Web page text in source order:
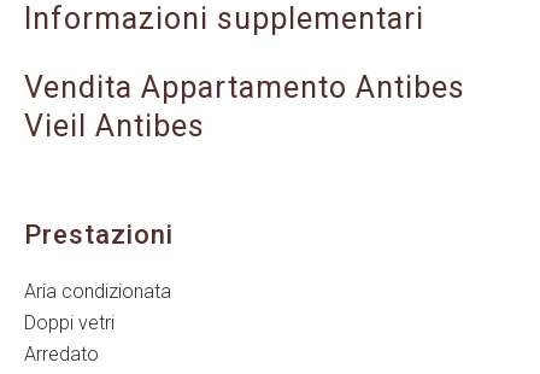
Informazioni supplementari
Vendita Appartamento Antibes
Vieil Antibes
Prestazioni
Aria condizionata
Doppi vetri
Arredato